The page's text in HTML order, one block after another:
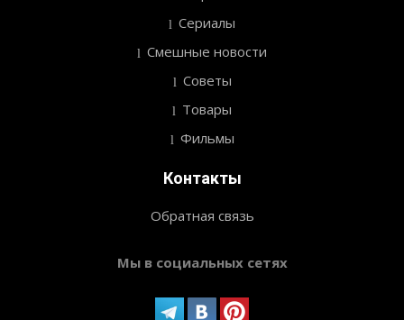
Сериалы
Смешные новости
Советы
Товары
Фильмы
Контакты
Обратная связь
Мы в социальных сетях